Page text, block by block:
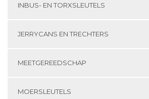
INBUS- EN TORXSLEUTELS
JERRYCANS EN TRECHTERS
MEETGEREEDSCHAP
MOERSLEUTELS